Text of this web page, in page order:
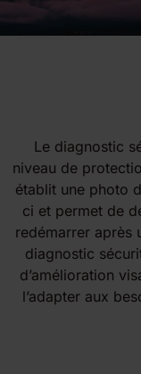
Le diagnostic
niveau de
établit une photo
ci et permet de
redémarrer après
diagnostic
d’amélioration
l’adapter aux